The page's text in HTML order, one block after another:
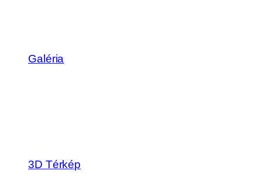
Galéria
3D Térkép